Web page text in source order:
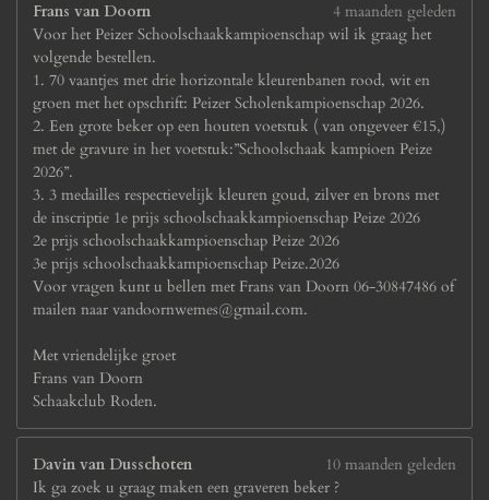
Frans van Doorn
4 maanden geleden
Voor het Peizer Schoolschaakkampioenschap wil ik graag het
volgende bestellen.
1. 70 vaantjes met drie horizontale kleurenbanen rood, wit en
groen met het opschrift: Peizer Scholenkampioenschap 2026.
2. Een grote beker op een houten voetstuk ( van ongeveer €15,)
met de gravure in het voetstuk:”Schoolschaak kampioen Peize
2026”.
3. 3 medailles respectievelijk kleuren goud, zilver en brons met
de inscriptie 1e prijs schoolschaakkampioenschap Peize 2026
2e prijs schoolschaakkampioenschap Peize 2026
3e prijs schoolschaakkampioenschap Peize.2026
Voor vragen kunt u bellen met Frans van Doorn 06-30847486 of
mailen naar vandoornwemes@gmail.com.
Met vriendelijke groet
Frans van Doorn
Schaakclub Roden.
Davin van Dusschoten
10 maanden geleden
Ik ga zoek u graag maken een graveren beker ?